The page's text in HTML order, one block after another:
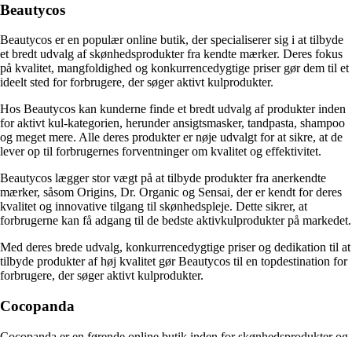
Beautycos
Beautycos er en populær online butik, der specialiserer sig i at tilbyde
et bredt udvalg af skønhedsprodukter fra kendte mærker. Deres fokus
på kvalitet, mangfoldighed og konkurrencedygtige priser gør dem til et
ideelt sted for forbrugere, der søger aktivt kulprodukter.
Hos Beautycos kan kunderne finde et bredt udvalg af produkter inden
for aktivt kul-kategorien, herunder ansigtsmasker, tandpasta, shampoo
og meget mere. Alle deres produkter er nøje udvalgt for at sikre, at de
lever op til forbrugernes forventninger om kvalitet og effektivitet.
Beautycos lægger stor vægt på at tilbyde produkter fra anerkendte
mærker, såsom Origins, Dr. Organic og Sensai, der er kendt for deres
kvalitet og innovative tilgang til skønhedspleje. Dette sikrer, at
forbrugerne kan få adgang til de bedste aktivkulprodukter på markedet.
Med deres brede udvalg, konkurrencedygtige priser og dedikation til at
tilbyde produkter af høj kvalitet gør Beautycos til en topdestination for
forbrugere, der søger aktivt kulprodukter.
Cocopanda